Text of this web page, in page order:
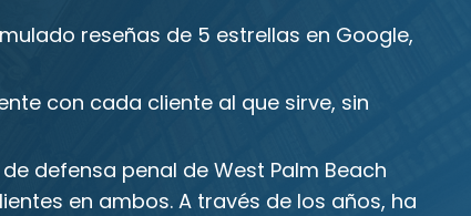
reseñas de 5 estrellas en Google,
con cada cliente al que sirve, sin
defensa penal de West Palm Beach
en ambos. A través de los años, ha